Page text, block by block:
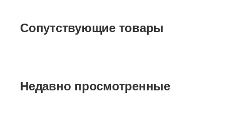
Сопутствующие товары
Недавно просмотренные